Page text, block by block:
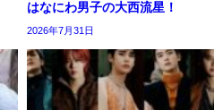
はなにわ男子の大西流星！
2026年7月31日